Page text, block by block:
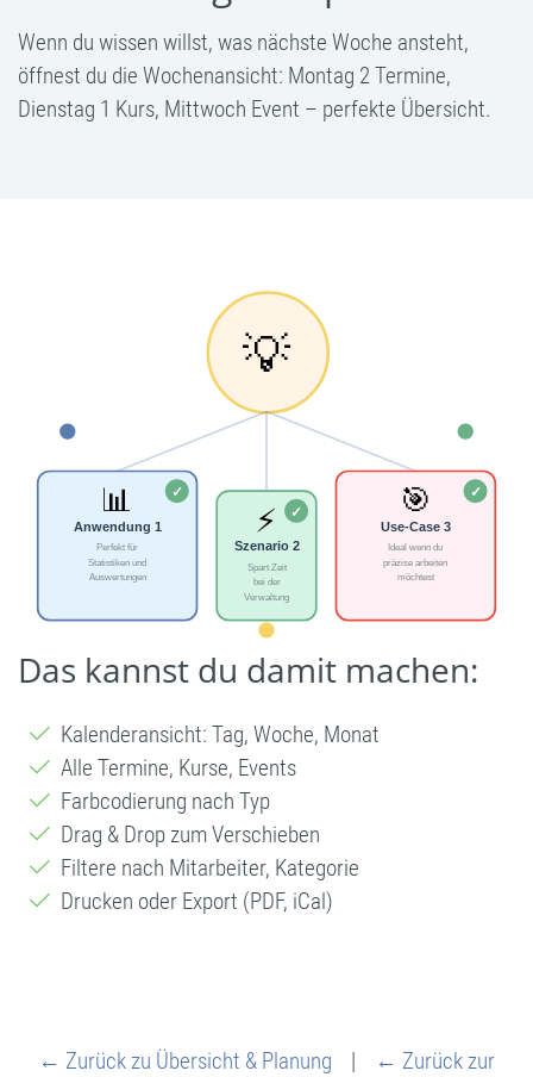
Wenn du wissen willst, was nächste Woche ansteht,
öffnest du die Wochenansicht: Montag 2 Termine,
Dienstag 1 Kurs, Mittwoch Event – perfekte Übersicht.
Das kannst du damit machen:
Kalenderansicht: Tag, Woche, Monat
Alle Termine, Kurse, Events
Farbcodierung nach Typ
Drag & Drop zum Verschieben
Filtere nach Mitarbeiter, Kategorie
Drucken oder Export (PDF, iCal)
← Zurück zu Übersicht & Planung |
← Zurück zur